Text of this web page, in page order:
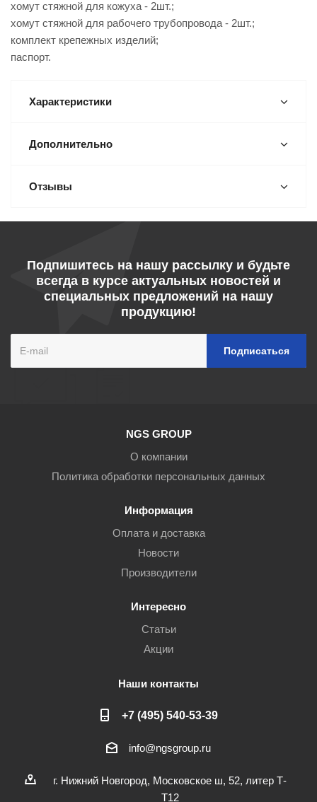
хомут стяжной для кожуха - 2шт.;
хомут стяжной для рабочего трубопровода - 2шт.;
комплект крепежных изделий;
паспорт.
Характеристики
Дополнительно
Отзывы
Подпишитесь на нашу рассылку и будьте
всегда в курсе актуальных новостей и
специальных предложений на нашу
продукцию!
NGS GROUP
О компании
Политика обработки персональных данных
Информация
Оплата и доставка
Новости
Производители
Интересно
Статьи
Акции
Наши контакты
+7 (495) 540-53-39
info@ngsgroup.ru
г. Нижний Новгород, Московское ш, 52, литер Т-
Т12